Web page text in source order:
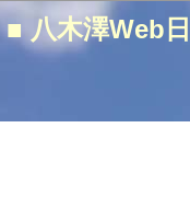
■ 八木澤Web